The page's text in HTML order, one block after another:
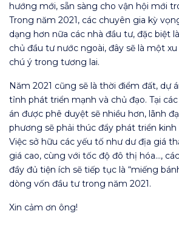
hướng mới, sẵn sàng cho vận hội mới
Trong năm 2021, các chuyên gia kỳ
dạng hơn nữa các nhà đầu tư, đặc biệt
chủ đầu tư nước ngoài, đây sẽ là một
chú ý trong tương lai.
Năm 2021 cũng sẽ là thời điểm đất, dự
tỉnh phát triển mạnh và chủ đạo. Tại
án được phê duyệt sẽ nhiều hơn, lãnh
phương sẽ phải thúc đẩy phát triển
Việc sở hữu các yếu tố như dư địa giá
giá cao, cùng với tốc độ đô thị hóa…,
đầy đủ tiện ích sẽ tiếp tục là “miếng
dòng vốn đầu tư trong năm 2021.
Xin cảm ơn ông!